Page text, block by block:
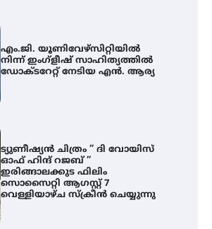
എം.ജി. യൂണിവേഴ്‌സിറ്റിയിൽ
നിന്ന് ഇംഗ്ളീഷ് സാഹിത്യത്തിൽ
ഡോക്ടറേറ്റ് നേടിയ എൻ. ആര്യ
ട്യുണീഷ്യൻ ചിത്രം ” ദി വോയിസ്
ഓഫ് ഹിന്ദ് റജബ് ”
ഇരിങ്ങാലക്കുട ഫിലിം
സൊസൈറ്റി ആഗസ്റ്റ് 7
വെള്ളിയാഴ്ച സ്‌ക്രീൻ ചെയ്യുന്നു